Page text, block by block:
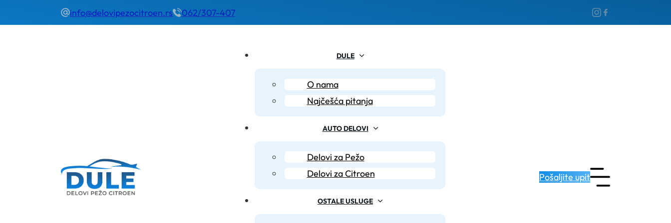
info@delovipezocitroen.rs 062/307-407
DULE
O nama
Najčešća pitanja
AUTO DELOVI
Delovi za Pežo
Delovi za Citroen
OSTALE USLUGE
Pošaljite upit